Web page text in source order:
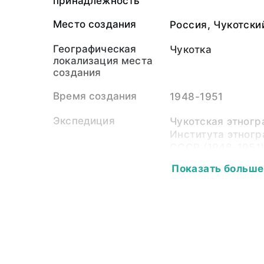
Место создания Россия,
Географическая
локализация места
создания
Чукотка
Время создания 1948-1951
Экспедиция
Чукотская
Института
Кузнецова
Показать больше